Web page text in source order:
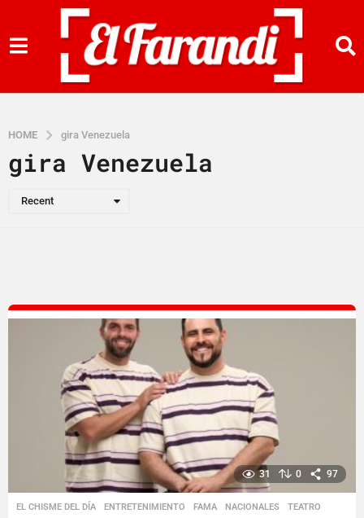
HOME gira Venezuela
gira Venezuela
Recent
31 0 97
EL CHISME DEL DÍA ,ENTRETENIMIENTO ,FAMA ,NACIONALES ,TEATRO